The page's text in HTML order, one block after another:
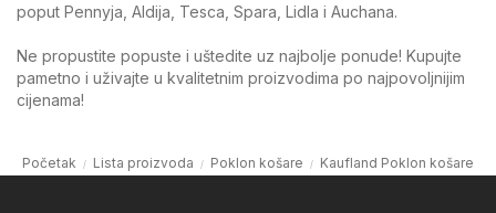
poput Pennyja, Aldija, Tesca, Spara, Lidla i Auchana.
Ne propustite popuste i uštedite uz najbolje ponude! Kupujte
pametno i uživajte u kvalitetnim proizvodima po najpovoljnijim
cijenama!
Početak Lista proizvoda Poklon košare Kaufland Poklon košare